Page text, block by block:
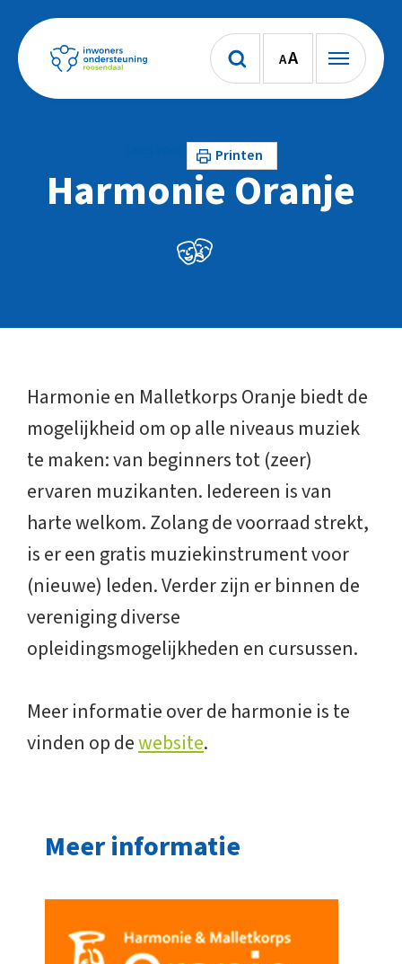
AA
Printen
Harmonie Oranje
Harmonie en Malletkorps Oranje biedt de
mogelijkheid om op alle niveaus muziek
te maken: van beginners tot (zeer)
ervaren muzikanten. Iedereen is van
harte welkom. Zolang de voorraad strekt,
is er een gratis muziekinstrument voor
(nieuwe) leden. Verder zijn er binnen de
vereniging diverse
opleidingsmogelijkheden en cursussen.
Meer informatie over de harmonie is te
vinden op dewebsite.
Meer informatie